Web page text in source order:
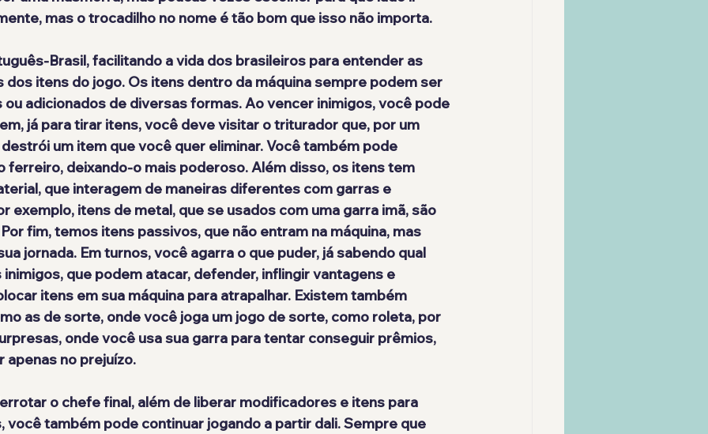
mas o trocadilho no nome é tão bom que isso não importa.
Brasil, facilitando a vida dos brasileiros para entender as
dos itens do jogo. Os itens dentro da máquina sempre podem ser
adicionados de diversas formas. Ao vencer inimigos, você pode
já para tirar itens, você deve visitar o triturador que, por um
um item que você quer eliminar. Você também pode
ferreiro, deixando-o mais poderoso. Além disso, os itens tem
que interagem de maneiras diferentes com garras e
exemplo, itens de metal, que se usados com uma garra imã, são
fim, temos itens passivos, que não entram na máquina, mas
jornada. Em turnos, você agarra o que puder, já sabendo qual
inimigos, que podem atacar, defender, inflingir vantagens e
itens em sua máquina para atrapalhar. Existem também
as de sorte, onde você joga um jogo de sorte, como roleta, por
onde você usa sua garra para tentar conseguir prêmios,
apenas no prejuízo.
o chefe final, além de liberar modificadores e itens para
você também pode continuar jogando a partir dali. Sempre que